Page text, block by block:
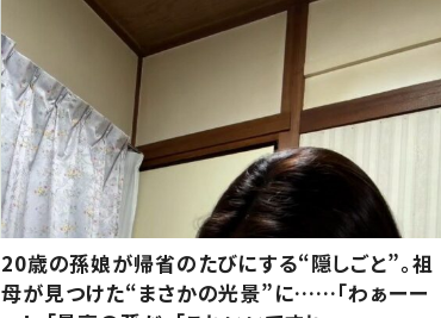
20歳の孫娘が帰省のたびにする“隠しごと”。祖
母が見つけた“まさかの光景”に……「わぁーー